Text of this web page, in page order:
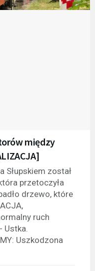
między
Słupskiem został
przetoczyła
drzewo, które
ruch
Ustka.
Uszkodzona